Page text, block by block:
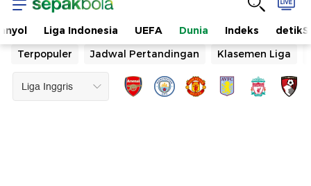
Liga Indonesia UEFA Dunia Indeks
Terpopuler
Jadwal Pertandingan Klasemen Liga